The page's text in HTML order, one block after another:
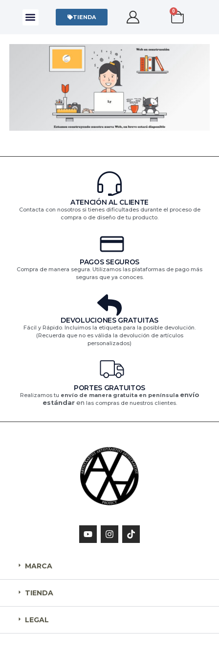
TIENDA
0
ATENCIÓN AL CLIENTE
Contacta con nosotros si tienes dificultades durante el proceso de
compra o de diseño de tu producto.
PAGOS SEGUROS
Compra de manera segura. Utilizamos las plataformas de pago más
seguras que ya conoces.
DEVOLUCIONES GRATUITAS​
Fácil y Rápido. Incluimos la etiqueta para la posible devolución.
(Recuerda que no es válida la devolución de artículos
personalizados)​
PORTES GRATUITOS
Realizamos tu envío de manera gratuita en península envío
estándaren las compras de nuestros clientes.
MARCA
TIENDA
LEGAL